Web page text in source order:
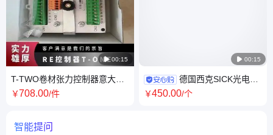
 00:15
T-TWO卷材张力控制器意大利
RE纠偏系统传感器制动器原装
￥708.00/件
 00:15
德国西克SICK光电开
关传感器IMG12-04BNSZU2S
￥450.00/个
智能提问